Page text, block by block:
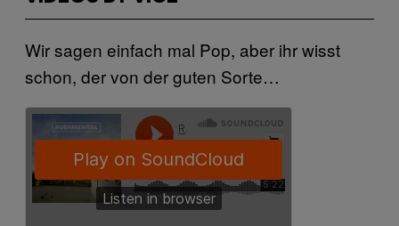
Wir sagen einfach mal Pop, aber ihr wisst
schon, der von der guten Sorte…